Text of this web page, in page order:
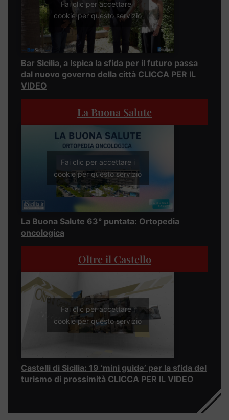
Fai clic per accettare i
cookie per questo servizio
Bar Sicilia, a Ispica la sfida per il futuro passa
dal nuovo governo della città CLICCA PER IL
VIDEO
La Buona Salute
Fai clic per accettare i
cookie per questo servizio
La Buona Salute 63° puntata: Ortopedia
oncologica
Oltre il Castello
Fai clic per accettare i
cookie per questo servizio
Castelli di Sicilia: 19 ‘mini guide’ per la sfida del
turismo di prossimità CLICCA PER IL VIDEO